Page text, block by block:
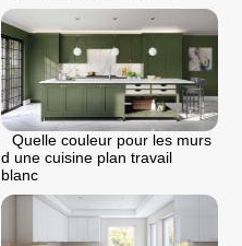
Quelle couleur pour les murs
d une cuisine plan travail
blanc